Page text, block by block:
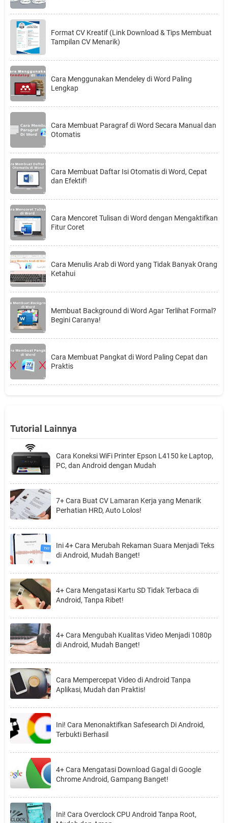
Format CV Kreatif (Link Download & Tips Membuat
Tampilan CV Menarik)
Cara Menggunakan Mendeley di Word Paling
Lengkap
Cara Membuat Paragraf di Word Secara Manual dan
Otomatis
Cara Membuat Daftar Isi Otomatis di Word, Cepat
dan Efektif!
Cara Mencoret Tulisan di Word dengan Mengaktifkan
Fitur Coret
Cara Menulis Arab di Word yang Tidak Banyak Orang
Ketahui
Membuat Background di Word Agar Terlihat Formal?
Begini Caranya!
Cara Membuat Pangkat di Word Paling Cepat dan
Praktis
Tutorial Lainnya
Cara Koneksi WiFi Printer Epson L4150 ke Laptop,
PC, dan Android dengan Mudah
7+ Cara Buat CV Lamaran Kerja yang Menarik
Perhatian HRD, Auto Lolos!
Ini 4+ Cara Merubah Rekaman Suara Menjadi Teks
di Android, Mudah Banget!
4+ Cara Mengatasi Kartu SD Tidak Terbaca di
Android, Tanpa Ribet!
4+ Cara Mengubah Kualitas Video Menjadi 1080p
di Android, Mudah Banget!
Cara Mempercepat Video di Android Tanpa
Aplikasi, Mudah dan Praktis!
Ini! Cara Menonaktifkan Safesearch Di Android,
Terbukti Berhasil
4+ Cara Mengatasi Download Gagal di Google
Chrome Android, Gampang Banget!
Ini! Cara Overclock CPU Android Tanpa Root,